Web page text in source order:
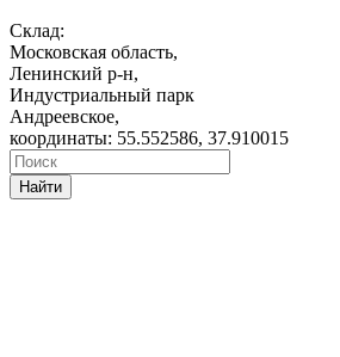
Склад:
Московская область,
Ленинский р-н,
Индустриальный парк
Андреевское,
координаты: 55.552586, 37.910015
Найти